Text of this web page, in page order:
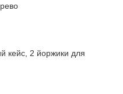
кейс, 2 йоржики для